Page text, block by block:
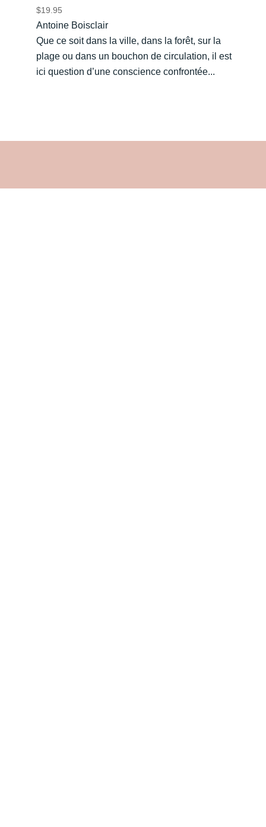
$19.95
Antoine Boisclair
Que ce soit dans la ville, dans la forêt, sur la
plage ou dans un bouchon de circulation, il est
ici question d’une conscience confrontée...